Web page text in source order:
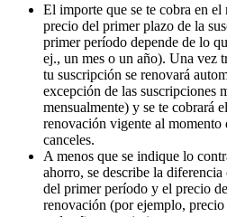
El importe que se te cobra en el
precio del primer plazo de la
primer período depende de lo
ej., un mes o un año). Una vez
tu suscripción se renovará
excepción de las suscripciones
mensualmente) y se te cobrará
renovación vigente al momento
canceles.
A menos que se indique lo
ahorro, se describe la
del primer período y el precio
renovación (por ejemplo,